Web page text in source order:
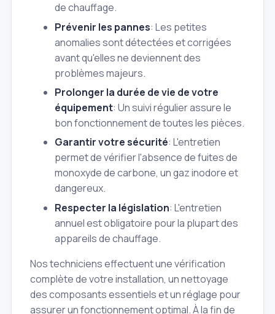
de chauffage.
Prévenir les pannes: Les petites
anomalies sont détectées et corrigées
avant qu'elles ne deviennent des
problèmes majeurs.
Prolonger la durée de vie de votre
équipement: Un suivi régulier assure le
bon fonctionnement de toutes les pièces.
Garantir votre sécurité: L'entretien
permet de vérifier l'absence de fuites de
monoxyde de carbone, un gaz inodore et
dangereux.
Respecter la législation: L'entretien
annuel est obligatoire pour la plupart des
appareils de chauffage.
Nos techniciens effectuent une vérification
complète de votre installation, un nettoyage
des composants essentiels et un réglage pour
assurer un fonctionnement optimal. À la fin de